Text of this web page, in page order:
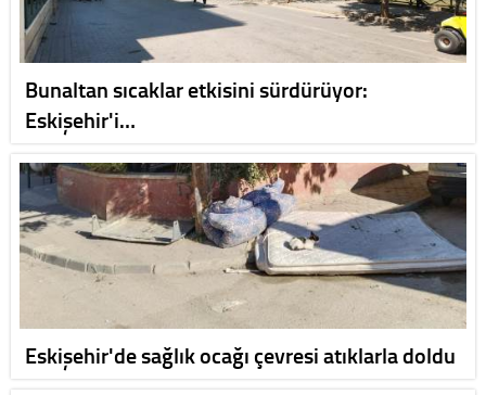
Bunaltan sıcaklar etkisini sürdürüyor:
Eskişehir'i…
Eskişehir'de sağlık ocağı çevresi atıklarla doldu